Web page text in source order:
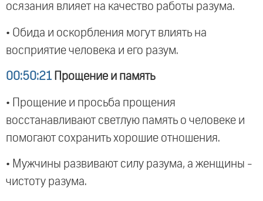
осязания влияет на качество работы разума.
• Обида и оскорбления могут влиять на
восприятие человека и его разум.
00:50:21 Прощение и память
• Прощение и просьба прощения
восстанавливают светлую память о человеке и
помогают сохранить хорошие отношения.
• Мужчины развивают силу разума, а женщины -
чистоту разума.